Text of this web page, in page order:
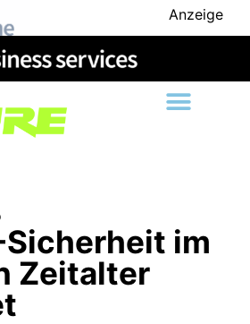
Anzeige
Sicherheit im
Zeitalter